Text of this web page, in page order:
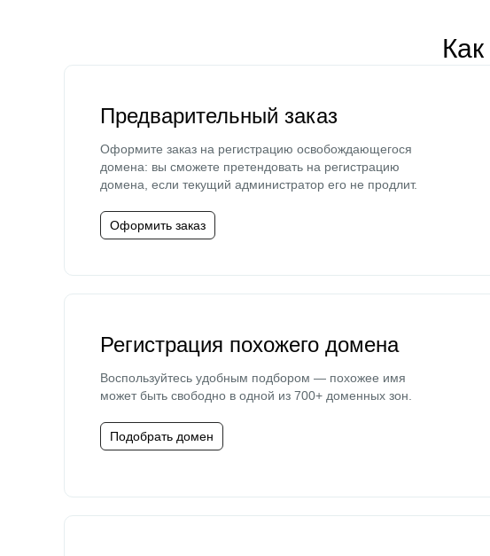
Предварительный заказ
Оформите заказ на регистрацию освобождающегося
домена: вы сможете претендовать на регистрацию
домена, если текущий администратор его не продлит.
Оформить заказ
Регистрация похожего домена
Воспользуйтесь удобным подбором — похожее имя
может быть свободно в одной из 700+ доменных зон.
Подобрать домен